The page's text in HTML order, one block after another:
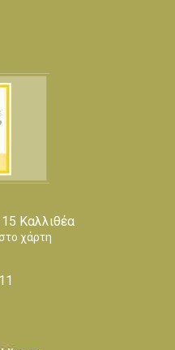
Καλλιθέα
χάρτη